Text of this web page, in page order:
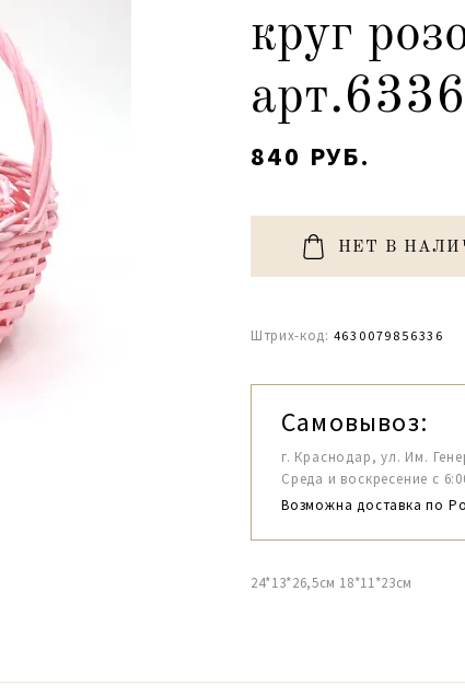
круг
арт.6336
840 РУБ.
НЕТ В
Штрих-код: 4630079856336
Самовывоз:
г. Краснодар, ул. Им.
Среда и воскресение с
Возможна доставка по
24*13*26,5см 18*11*23см